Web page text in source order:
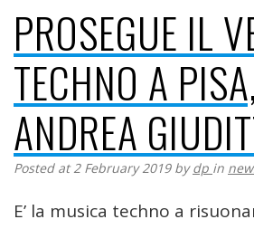
PROSEGUE IL
TECHNO A
ANDREA
Posted at 2 February 2019 bydp in
E’ la musica techno a